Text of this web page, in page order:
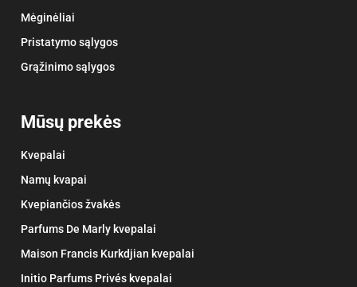
Mėginėliai
Pristatymo sąlygos
Grąžinimo sąlygos
Mūsų prekės
Kvepalai
Namų kvapai
Kvepiančios žvakės
Parfums De Marly kvepalai
Maison Francis Kurkdjian kvepalai
Initio Parfums Privés kvepalai